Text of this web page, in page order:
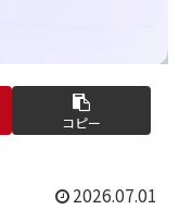
コピー
2026.07.01